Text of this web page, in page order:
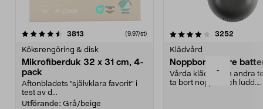
-
3813 (9,97/st)
Köksrengöring & disk
Mikrofiberduk 32 x 31 cm, 4-
pack
Aftonbladets "självklara favorit” i
test av d...
Utförande: Grå/beige
4.0av 5 stjärnor 3252
Klädvård
Noppborttagare
Vårda kläder och andra
ta bort noppor och ludd.
4.5av 5 stjärnor